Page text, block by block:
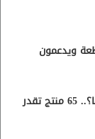
ويدعمون
ما هي المنتجات الإسرائيلية التي يجب مقاطعتها؟.. 65 منتج تقدر